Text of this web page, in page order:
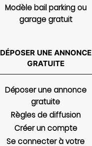
Modèle bail parking ou
garage gratuit
DÉPOSER UNE ANNONCE
GRATUITE
Déposer une annonce
gratuite
Règles de diffusion
Créer un compte
Se connecter à votre